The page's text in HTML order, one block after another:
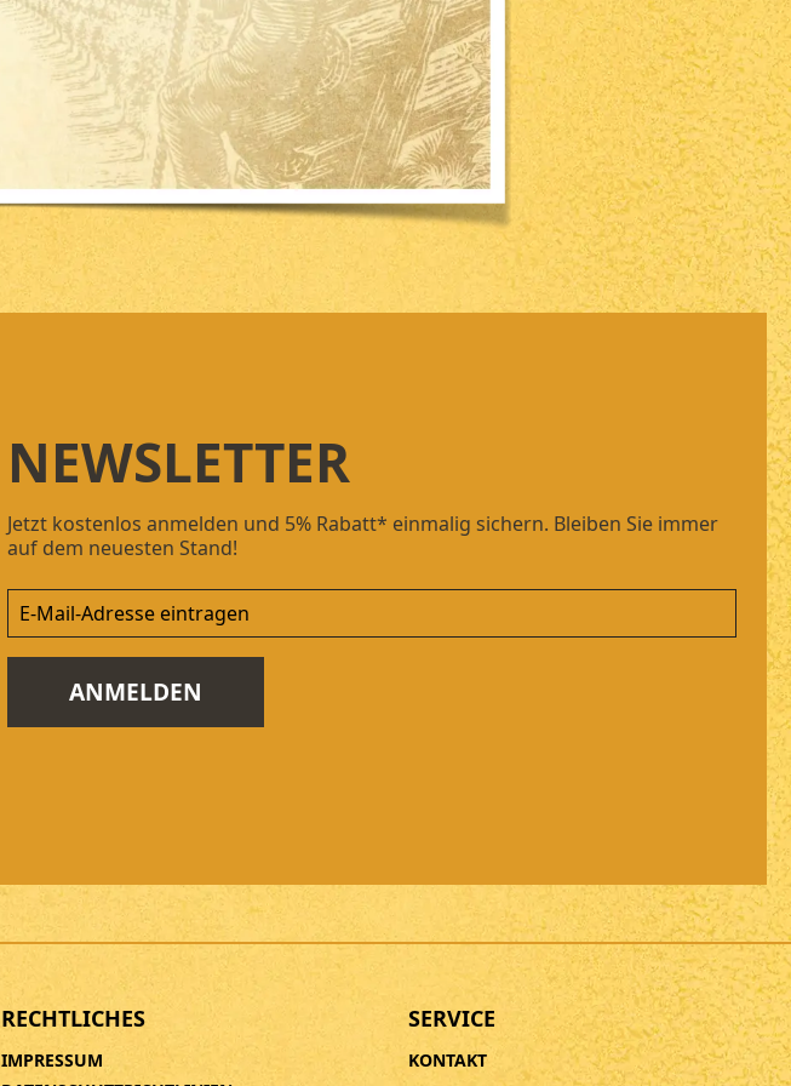
NEWSLETTER
Jetzt kostenlos anmelden und 5% Rabatt* einmalig sichern. Bleiben Sie immer
auf dem neuesten Stand!
ANMELDEN
RECHTLICHES
IMPRESSUM
SERVICE
KONTAKT